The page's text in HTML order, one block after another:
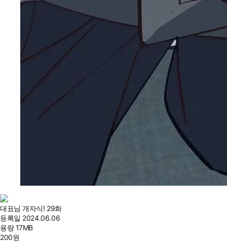
대표님 개자식! 29화
등록일 2024.06.06
용량17MB
200원